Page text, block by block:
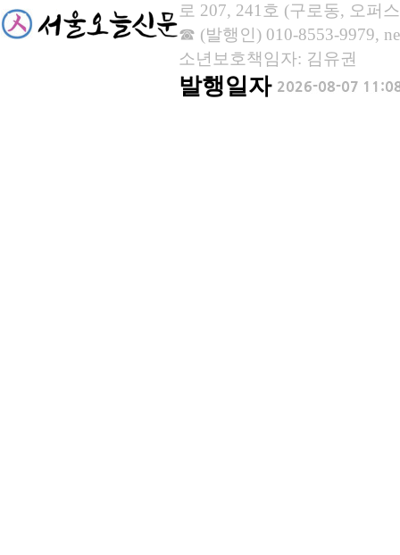
로 207, 241호 (구로동, 오퍼
☎ (발행인) 010-8553-9979,
소년보호책임자: 김유권
발행일자